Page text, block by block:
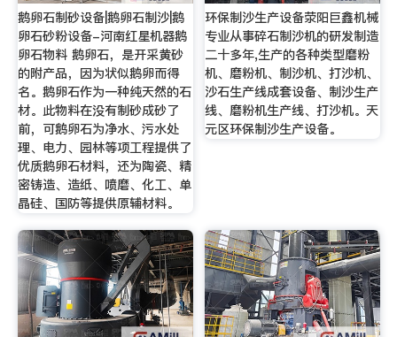
鹅卵石制砂设备|鹅卵石制沙|鹅
卵石砂粉设备-河南红星机器鹅
卵石物料 鹅卵石，是开采黄砂
的附产品，因为状似鹅卵而得
名。鹅卵石作为一种纯天然的石
材。此物料在没有制砂成砂了
前，可鹅卵石为净水、污水处
理、电力、园林等项工程提供了
优质鹅卵石材料，还为陶瓷、精
密铸造、造纸、喷磨、化工、单
晶硅、国防等提供原辅材料。
环保制沙生产设备荥阳巨鑫机械
专业从事碎石制沙机的研发制造
二十多年,生产的各种类型磨粉
机、磨粉机、制沙机、打沙机、
沙石生产线成套设备、制沙生产
线、磨粉机生产线、打沙机。天
元区环保制沙生产设备。